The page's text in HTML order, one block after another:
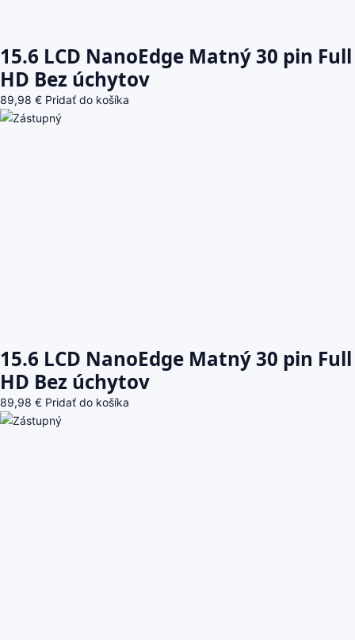
15.6 LCD NanoEdge Matný 30 pin Full
HD Bez úchytov
89,98 € Pridať do košíka
15.6 LCD NanoEdge Matný 30 pin Full
HD Bez úchytov
89,98 € Pridať do košíka